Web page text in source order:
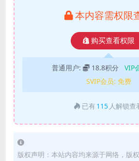
本内容需权限
购买查看权限
普通用户: 18.8积分 VIP
SVIP会员: 免费
已有 115 人解锁查
版权声明：本站内容均来源于网络，版